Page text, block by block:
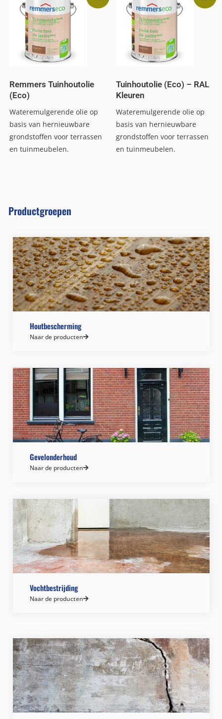
Remmers Tuinhoutolie
(Eco)
Wateremulgerende olie op
basis van hernieuwbare
grondstoffen voor terrassen
en tuinmeubelen.
Tuinhoutolie (Eco) – RAL
Kleuren
Wateremulgerende olie op
basis van hernieuwbare
grondstoffen voor terrassen
en tuinmeubelen.
Productgroepen
Houtbescherming
Naar de producten
Gevelonderhoud
Naar de producten
Vochtbestrijding
Naar de producten